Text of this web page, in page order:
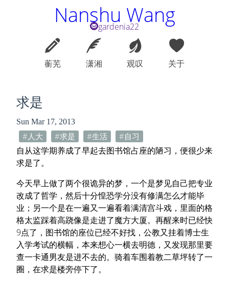
Nanshu Wang
gardenia22
蘅芜 潇湘 观叹 关于
求是
Sun Mar 17, 2013
人大 求是 生活 自习
自从这学期养成了早起去图书馆占座的陋习，便很少来
求是了。
今天早上做了两个很诡异的梦，一个是梦见自己把专业
改成了哲学，然后十分惶恐学分没有修满怎么才能毕
业；另一个是在一遍又一遍看着满清宫斗戏，里面的格
格太监踩着高跷像是走进了魔方大厦。再醒来时已经快
9点了，图书馆的座位已经不好找，公教又挂着博士生
入学考试的横幅，本来想心一横去明德，又发现那里要
查一卡通男友是进不去的。骑着车围着教二草坪转了一
圈，在求是楼旁停下了。